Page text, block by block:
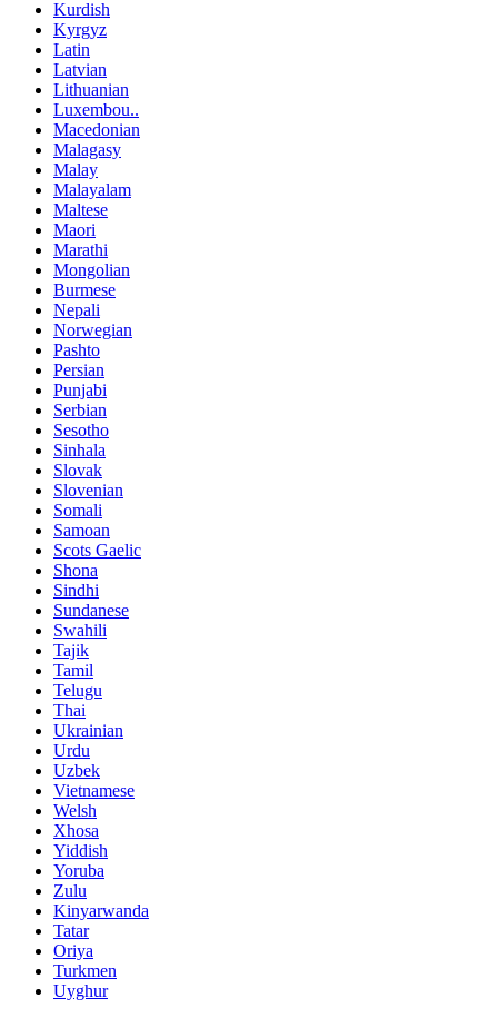
Kurdish
Kyrgyz
Latin
Latvian
Lithuanian
Luxembou..
Macedonian
Malagasy
Malay
Malayalam
Maltese
Maori
Marathi
Mongolian
Burmese
Nepali
Norwegian
Pashto
Persian
Punjabi
Serbian
Sesotho
Sinhala
Slovak
Slovenian
Somali
Samoan
Scots Gaelic
Shona
Sindhi
Sundanese
Swahili
Tajik
Tamil
Telugu
Thai
Ukrainian
Urdu
Uzbek
Vietnamese
Welsh
Xhosa
Yiddish
Yoruba
Zulu
Kinyarwanda
Tatar
Oriya
Turkmen
Uyghur